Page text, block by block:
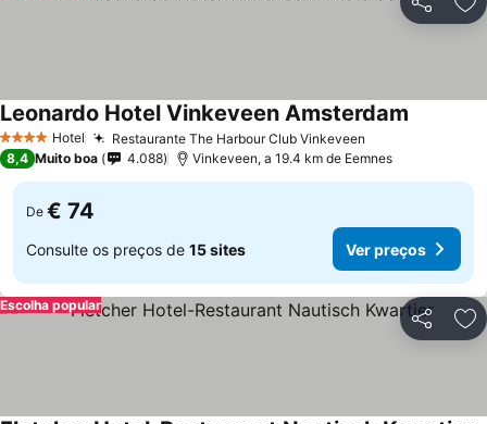
Partilhar
4 EstrelasHotel Restaurante The Harbour Club Vinkeveen
Leonardo Hotel Vinkeveen Amsterdam
8,4 Muito boa 4.088 Vinkeveen, a 19.4 km de Eemnes
De € 74
Consulte os preços de 15 sites Ver preços
Partilhar
Escolha popular